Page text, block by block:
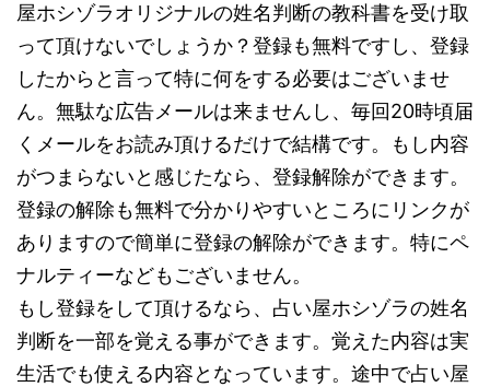
屋ホシゾラオリジナルの姓名判断の教科書を受け取
って頂けないでしょうか？登録も無料ですし、登録
したからと言って特に何をする必要はございませ
ん。無駄な広告メールは来ませんし、毎回20時頃届
くメールをお読み頂けるだけで結構です。もし内容
がつまらないと感じたなら、登録解除ができます。
登録の解除も無料で分かりやすいところにリンクが
ありますので簡単に登録の解除ができます。特にペ
ナルティーなどもございません。
もし登録をして頂けるなら、占い屋ホシゾラの姓名
判断を一部を覚える事ができます。覚えた内容は実
生活でも使える内容となっています。途中で占い屋